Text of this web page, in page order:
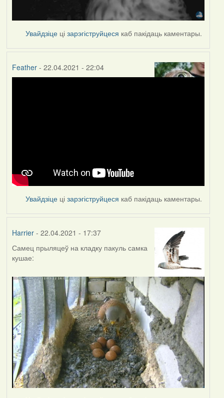
Увайдзіце цізарэгіструйцеся каб пакідаць каментары.
Feather- 22.04.2021 - 22:04
Увайдзіце цізарэгіструйцеся каб пакідаць каментары.
Harrier- 22.04.2021 - 17:37
Самец прыляцеў на кладку пакуль самка
кушае: